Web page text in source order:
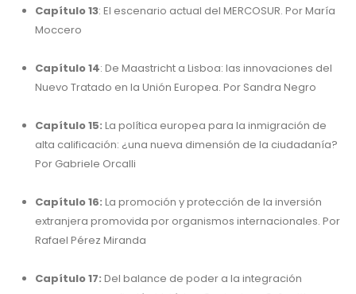
Capítulo 13: El escenario actual del MERCOSUR. Por María
Moccero
Capítulo 14: De Maastricht a Lisboa: las innovaciones del
Nuevo Tratado en la Unión Europea. Por Sandra Negro
Capítulo 15: La política europea para la inmigración de
alta calificación: ¿una nueva dimensión de la ciudadanía?
Por Gabriele Orcalli
Capítulo 16: La promoción y protección de la inversión
extranjera promovida por organismos internacionales. Por
Rafael Pérez Miranda
Capítulo 17: Del balance de poder a la integración